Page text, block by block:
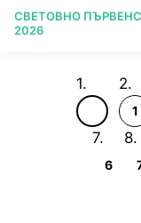
ПОВЕЧЕ ОТ
СВЕТОВНО
2026
1
6